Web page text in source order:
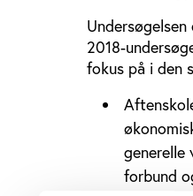
2018-
fokus på i den
generelle
forbund